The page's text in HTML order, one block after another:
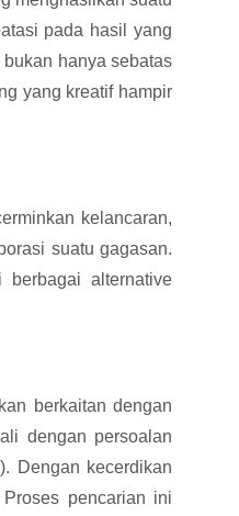
pada hasil yang
hanya sebatas
yang kreatif hampir
kelancaran,
suatu gagasan.
berbagai alternative
berkaitan dengan
dengan persoalan
Dengan kecerdikan
pencarian ini